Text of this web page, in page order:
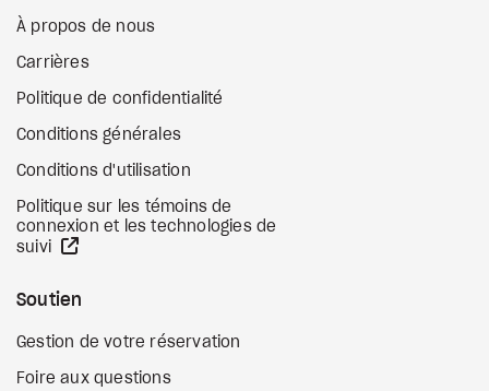
À propos de nous
Carrières
Politique de confidentialité
Conditions générales
Conditions d'utilisation
Politique sur les témoins de
connexion et les technologies de
suivi
Soutien
Gestion de votre réservation
Foire aux questions